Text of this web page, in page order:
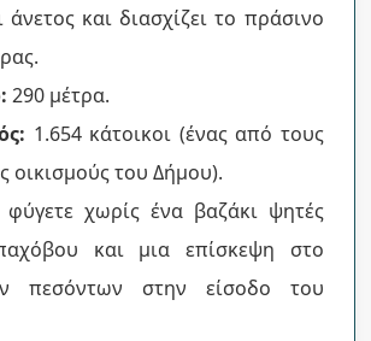
άνετος και διασχίζει το πράσινο
290 μέτρα.
1.654 κάτοικοι (ένας από τους
οικισμούς του Δήμου).
χωρίς ένα βαζάκι ψητές
και μια επίσκεψη στο
πεσόντων στην είσοδο του